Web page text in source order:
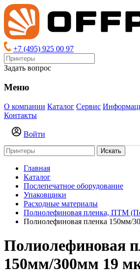
+7 (495) 925 00 97
Задать вопрос
Меню
О компании Каталог Сервис
Контакты
Войти
Искать
Главная
Каталог
Послепечатное оборудование
Упаковщики
Расходные материалы
Полиолефиновая пленка, ПТМ
Полиолефиновая пленка 150мм/
Полиолефиновая
150мм/300мм 19